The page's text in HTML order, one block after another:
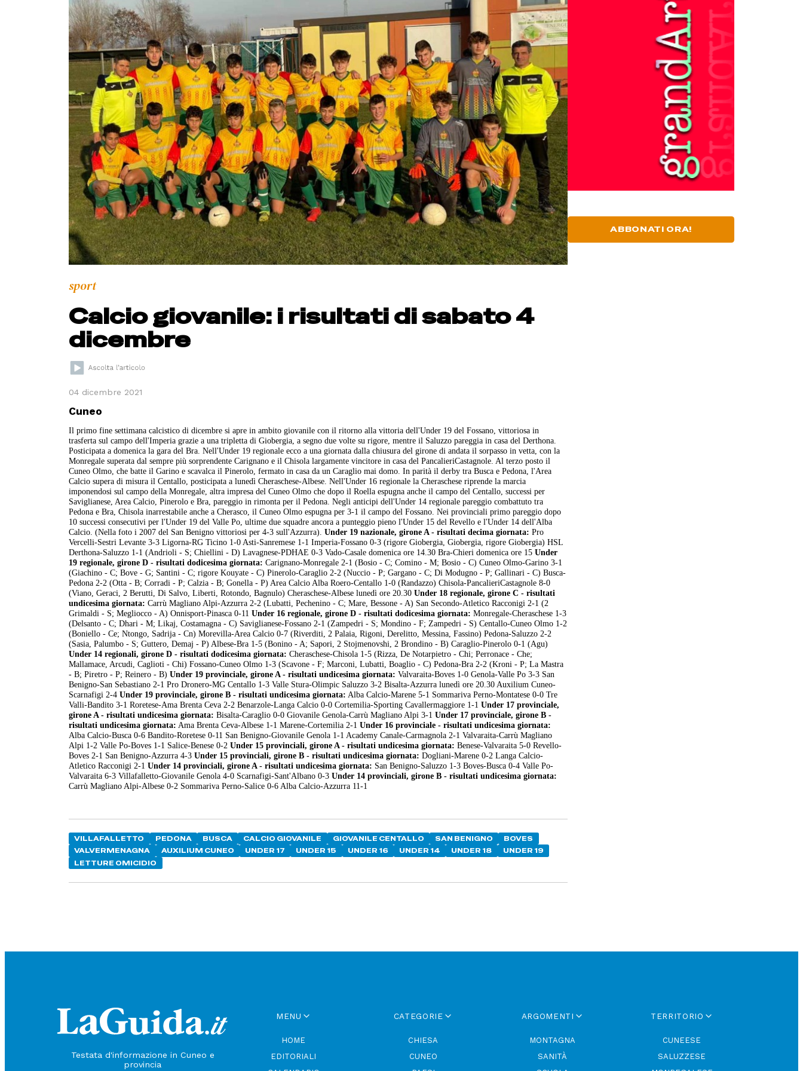
sport
Calcio giovanile: i risultati di sabato 4
dicembre
04 dicembre 2021
Cuneo
Il primo fine settimana calcistico di dicembre si apre in ambito giovanile con il ritorno alla vittoria dell'Under 19 del Fossano, vittoriosa in
trasferta sul campo dell'Imperia grazie a una tripletta di Giobergia, a segno due volte su rigore, mentre il Saluzzo pareggia in casa del Derthona.
Posticipata a domenica la gara del Bra. Nell'Under 19 regionale ecco a una giornata dalla chiusura del girone di andata il sorpasso in vetta, con la
Monregale superata dal sempre più sorprendente Carignano e il Chisola largamente vincitore in casa del PancalieriCastagnole. Al terzo posto il
Cuneo Olmo, che batte il Garino e scavalca il Pinerolo, fermato in casa da un Caraglio mai domo. In parità il derby tra Busca e Pedona, l'Area
Calcio supera di misura il Centallo, posticipata a lunedì Cheraschese-Albese. Nell'Under 16 regionale la Cheraschese riprende la marcia
imponendosi sul campo della Monregale, altra impresa del Cuneo Olmo che dopo il Roella espugna anche il campo del Centallo, successi per
Saviglianese, Area Calcio, Pinerolo e Bra, pareggio in rimonta per il Pedona. Negli anticipi dell'Under 14 regionale pareggio combattuto tra
Pedona e Bra, Chisola inarrestabile anche a Cherasco, il Cuneo Olmo espugna per 3-1 il campo del Fossano. Nei provinciali primo pareggio dopo
10 successi consecutivi per l'Under 19 del Valle Po, ultime due squadre ancora a punteggio pieno l'Under 15 del Revello e l'Under 14 dell'Alba
Calcio. (Nella foto i 2007 del San Benigno vittoriosi per 4-3 sull'Azzurra).Under 19 nazionale, girone A - risultati decima giornata: Pro
Vercelli-Sestri Levante 3-3 Ligorna-RG Ticino 1-0 Asti-Sanremese 1-1 Imperia-Fossano 0-3 (rigore Giobergia, Giobergia, rigore Giobergia) HSL
Derthona-Saluzzo 1-1 (Andrioli - S; Chiellini - D) Lavagnese-PDHAE 0-3 Vado-Casale domenica ore 14.30 Bra-Chieri domenica ore 15Under
19 regionale, girone D - risultati dodicesima giornata: Carignano-Monregale 2-1 (Bosio - C; Comino - M; Bosio - C) Cuneo Olmo-Garino 3-1
(Giachino - C; Bove - G; Santini - C; rigore Kouyate - C) Pinerolo-Caraglio 2-2 (Nuccio - P; Gargano - C; Di Modugno - P; Gallinari - C) Busca-
Pedona 2-2 (Otta - B; Corradi - P; Calzia - B; Gonella - P) Area Calcio Alba Roero-Centallo 1-0 (Randazzo) Chisola-PancalieriCastagnole 8-0
(Viano, Geraci, 2 Berutti, Di Salvo, Liberti, Rotondo, Bagnulo) Cheraschese-Albese lunedì ore 20.30Under 18 regionale, girone C - risultati
undicesima giornata: Carrù Magliano Alpi-Azzurra 2-2 (Lubatti, Pechenino - C; Mare, Bessone - A) San Secondo-Atletico Racconigi 2-1 (2
Grimaldi - S; Megliocco - A) Onnisport-Pinasca 0-11Under 16 regionale, girone D - risultati dodicesima giornata: Monregale-Cheraschese 1-3
(Delsanto - C; Dhari - M; Likaj, Costamagna - C) Saviglianese-Fossano 2-1 (Zampedri - S; Mondino - F; Zampedri - S) Centallo-Cuneo Olmo 1-2
(Boniello - Ce; Ntongo, Sadrija - Cn) Morevilla-Area Calcio 0-7 (Riverditi, 2 Palaia, Rigoni, Derelitto, Messina, Fassino) Pedona-Saluzzo 2-2
(Sasia, Palumbo - S; Guttero, Demaj - P) Albese-Bra 1-5 (Bonino - A; Sapori, 2 Stojmenovshi, 2 Brondino - B) Caraglio-Pinerolo 0-1 (Agu)
Under 14 regionali, girone D - risultati dodicesima giornata: Cheraschese-Chisola 1-5 (Rizza, De Notarpietro - Chi; Perronace - Che;
Mallamace, Arcudi, Caglioti - Chi) Fossano-Cuneo Olmo 1-3 (Scavone - F; Marconi, Lubatti, Boaglio - C) Pedona-Bra 2-2 (Kroni - P; La Mastra
- B; Piretro - P; Reinero - B)Under 19 provinciale, girone A - risultati undicesima giornata: Valvaraita-Boves 1-0 Genola-Valle Po 3-3 San
Benigno-San Sebastiano 2-1 Pro Dronero-MG Centallo 1-3 Valle Stura-Olimpic Saluzzo 3-2 Bisalta-Azzurra lunedì ore 20.30 Auxilium Cuneo-
Scarnafigi 2-4Under 19 provinciale, girone B - risultati undicesima giornata: Alba Calcio-Marene 5-1 Sommariva Perno-Montatese 0-0 Tre
Valli-Bandito 3-1 Roretese-Ama Brenta Ceva 2-2 Benarzole-Langa Calcio 0-0 Cortemilia-Sporting Cavallermaggiore 1-1Under 17 provinciale,
girone A - risultati undicesima giornata: Bisalta-Caraglio 0-0 Giovanile Genola-Carrù Magliano Alpi 3-1Under 17 provinciale, girone B -
risultati undicesima giornata: Ama Brenta Ceva-Albese 1-1 Marene-Cortemilia 2-1Under 16 provinciale - risultati undicesima giornata:
Alba Calcio-Busca 0-6 Bandito-Roretese 0-11 San Benigno-Giovanile Genola 1-1 Academy Canale-Carmagnola 2-1 Valvaraita-Carrù Magliano
Alpi 1-2 Valle Po-Boves 1-1 Salice-Benese 0-2Under 15 provinciali, girone A - risultati undicesima giornata: Benese-Valvaraita 5-0 Revello-
Boves 2-1 San Benigno-Azzurra 4-3Under 15 provinciali, girone B - risultati undicesima giornata: Dogliani-Marene 0-2 Langa Calcio-
Atletico Racconigi 2-1Under 14 provinciali, girone A - risultati undicesima giornata: San Benigno-Saluzzo 1-3 Boves-Busca 0-4 Valle Po-
Valvaraita 6-3 Villafalletto-Giovanile Genola 4-0 Scarnafigi-Sant'Albano 0-3Under 14 provinciali, girone B - risultati undicesima giornata:
Carrù Magliano Alpi-Albese 0-2 Sommariva Perno-Salice 0-6 Alba Calcio-Azzurra 11-1
VILLAFALLETTO PEDONA BUSCA CALCIO GIOVANILE GIOVANILE CENTALLO SAN BENIGNO
BOVES
VALVERMENAGNA
AUXILIUM CUNEO UNDER 17 UNDER 15 UNDER 16 UNDER 14 UNDER 18
UNDER 19
LETTURE OMICIDIO
ABBONATI ORA!
Testata d'informazione in Cuneo e
provincia
MENU
HOME
EDITORIALI
CATEGORIE
CHIESA
CUNEO
ARGOMENTI
MONTAGNA
SANITÀ
TERRITORIO
CUNEESE
SALUZZESE